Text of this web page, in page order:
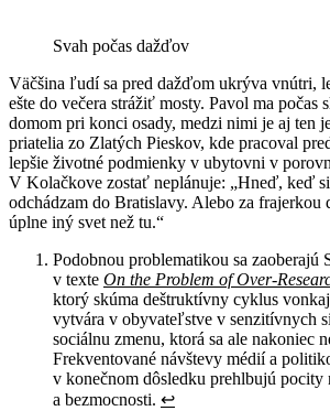
Svah počas dažďov
Väčšina ľudí sa pred dažďom ukrýva vnútri,
ešte do večera strážiť mosty. Pavol ma počas
domom pri konci osady, medzi nimi je aj ten
priatelia zo Zlatých Pieskov, kde pracoval
lepšie životné podmienky v ubytovni v
V Kolačkove zostať neplánuje: „Hneď, keď
odchádzam do Bratislavy. Alebo za frajerkou
úplne iný svet než tu.“
Podobnou problematikou sa zaoberajú
v texte On the Problem of Over-
ktorý skúma deštruktívny cyklus
vytvára v obyvateľstve v senzitívnych
sociálnu zmenu, ktorá sa ale nakoniec
Frekventované návštevy médií a
v konečnom dôsledku prehlbujú pocity
a bezmocnosti. ↩︎